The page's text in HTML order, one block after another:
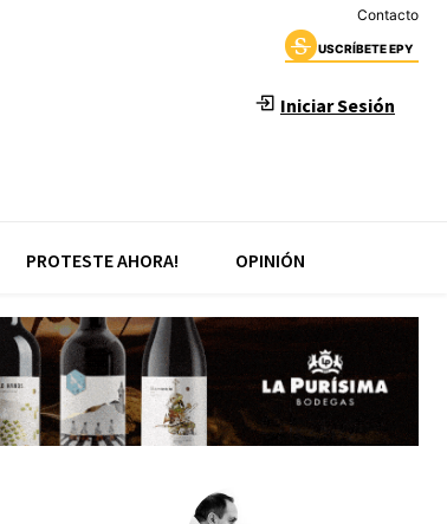
Contacto
USCRÍBETE EPY
Iniciar Sesión
PROTESTE AHORA! OPINIÓN